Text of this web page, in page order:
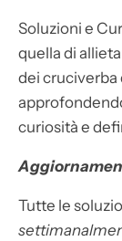
Soluzioni e
quella di
dei cruciverba
curiosità e
Tutte le